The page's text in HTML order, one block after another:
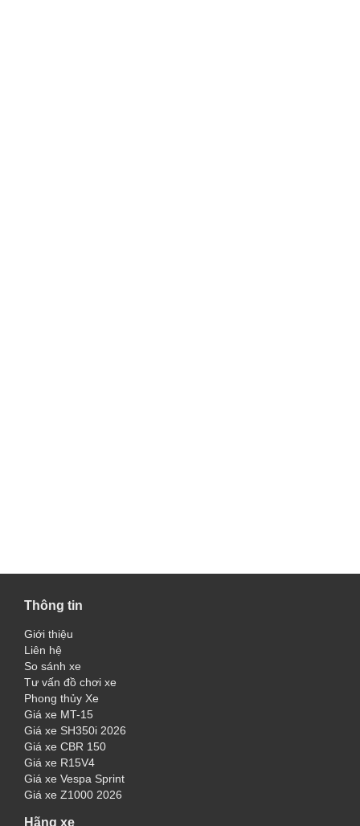
Thông tin
Giới thiệu
Liên hệ
So sánh xe
Tư vấn đồ chơi xe
Phong thủy Xe
Giá xe MT-15
Giá xe SH350i 2026
Giá xe CBR 150
Giá xe R15V4
Giá xe Vespa Sprint
Giá xe Z1000 2026
Hãng xe